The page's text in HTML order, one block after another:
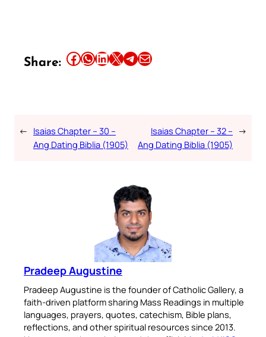
Share: Share this article on Facebook Share this article on WhatsApp Share this article on LinkedIn Share this article on X Share this article on TelegramEmail this Article
← Isaias Chapter – 30 –
Ang Dating Biblia (1905)
Isaias Chapter – 32 –
Ang Dating Biblia (1905)
→
Pradeep Augustine
Pradeep Augustine is the founder of Catholic Gallery, a
faith-driven platform sharing Mass Readings in multiple
languages, prayers, quotes, catechism, Bible plans,
reflections, and other spiritual resources since 2013.